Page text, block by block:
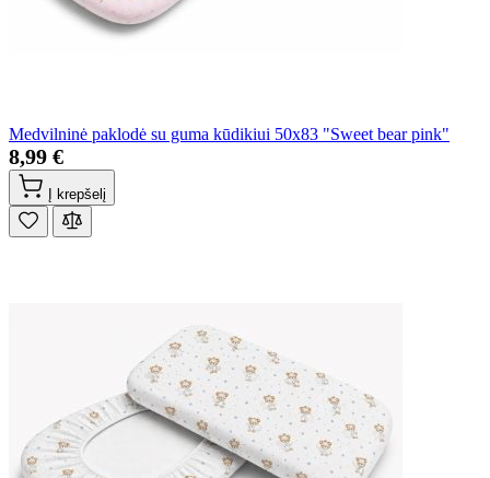
Medvilninė paklodė su guma kūdikiui 50x83 "Sweet bear pink"
8,99 €
Į krepšelį